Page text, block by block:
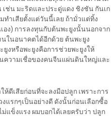
ช่น มะริดและประดู่แดง ชิงชัน กันเก
ทำเสียตั้งแต่วันนี้เลย ถ้ามั่วแต่ทิ้ง
อง) การลงทุนกับต้นพะยูงนั้นนอกจาก
นในอนาคตได้อีกด้วย ต้นพะยูง
ยูงหรือพะยูงคือการช่วยพะยูงให้
ความเชื่อของคนจีนแผ่นดินใหญ่และ
ดีเสียก่อนที่จะลงมือปลูก เพราะการ
แรกๆเป็นอย่างดี ดังนั้นก่อนเลือกซื้อ
แข็งแรง ผมบอกได้เลยครับว่า ปลูก